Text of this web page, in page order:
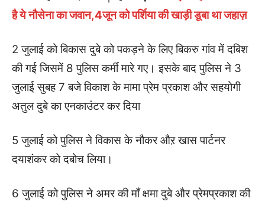
है ये नौसेना का जवान,4जून को पर्शिया की खाड़ी डूबा था जहाज़
2 जुलाई को बिकास दुबे को पकड़ने के लिए बिकरु गांव में दबिश
की गई जिसमें 8 पुलिस कर्मी मारे गए। इसके बाद पुलिस ने 3
जुलाई सुबह 7 बजे विकाश के मामा प्रेम प्रकाश और सहयोगी
अतुल दुबे का एनकाउंटर कर दिया
5 जुलाई को पुलिस ने विकास के नौकर औऱ खास पार्टनर
दयाशंकर को दबोच लिया।
6 जुलाई को पुलिस ने अमर की माँ क्षमा दुबे और प्रेमप्रकाश की